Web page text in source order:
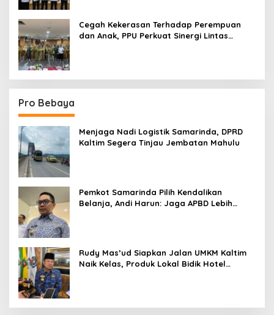
Cegah Kekerasan Terhadap Perempuan
dan Anak, PPU Perkuat Sinergi Lintas
Pro Bebaya
Menjaga Nadi Logistik Samarinda, DPRD
Kaltim Segera Tinjau Jembatan Mahulu
Pemkot Samarinda Pilih Kendalikan
Belanja, Andi Harun: Jaga APBD Lebih
Rudy Mas’ud Siapkan Jalan UMKM Kaltim
Naik Kelas, Produk Lokal Bidik Hotel